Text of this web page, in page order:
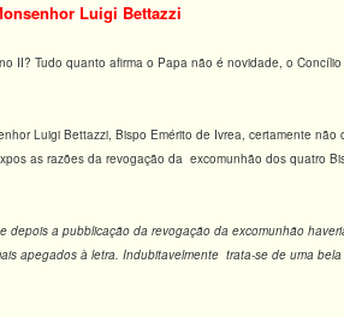
Luigi Bettazzi
II? Tudo quanto afirma o Papa não é novidade, o
Luigi Bettazzi, Bispo Emérito de Ivrea, certamente não
as razões da revogação da excomunhão dos quatro
a pubblicação da revogação da excomunhão
apegados à letra. Indubitavelmente trata-se de uma